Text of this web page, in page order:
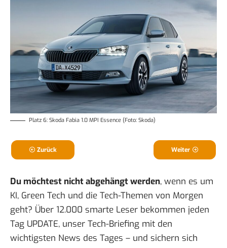
Platz 6: Skoda Fabia 1.0 MPI Essence (Foto: Skoda)
Zurück Weiter
Du möchtest nicht abgehängt werden, wenn es um
KI, Green Tech und die Tech-Themen von Morgen
geht? Über 12.000 smarte Leser bekommen jeden
Tag UPDATE, unser Tech-Briefing mit den
wichtigsten News des Tages – und sichern sich